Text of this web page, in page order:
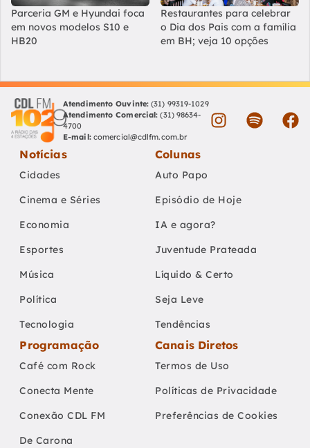
Parceria GM e Hyundai foca
em novos modelos S10 e
HB20
Restaurantes para celebrar
o Dia dos Pais com a família
em BH; veja 10 opções
Atendimento Ouvinte: (31) 99319-1029
Atendimento Comercial: (31) 98634-
4700
E-mail: comercial@cdlfm.com.br
Notícias
Cidades
Cinema e Séries
Economia
Esportes
Música
Política
Tecnologia
Colunas
Auto Papo
Episódio de Hoje
IA e agora?
Juventude Prateada
Líquido & Certo
Seja Leve
Tendências
Programação
Café com Rock
Conecta Mente
Conexão CDL FM
De Carona
Canais Diretos
Termos de Uso
Políticas de Privacidade
Preferências de Cookies